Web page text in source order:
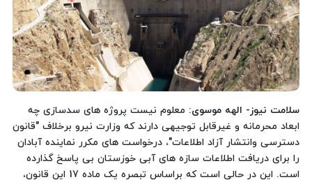
سلامت نیوز- الهه موسوی: معلوم نیست پروژه های سدسازی چه
ابعاد محرمانه و غیرقابل توجیهی دارند که وزارت نیرو برخلاف "قانون
دسترسی وانتشار آزاد اطلاعات"، درخواست های مکرر نماینده آبادان
را برای دریافت اطلاعات سازه های آبی خوزستان بی پاسخ گذارده
است. این در حالی است که براساس تبصره یک ماده 17 این قانون،